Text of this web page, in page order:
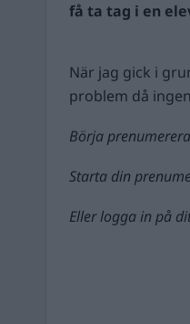
få ta tag i en
När jag gick i
problem då
Börja
Starta din
Eller logga in på